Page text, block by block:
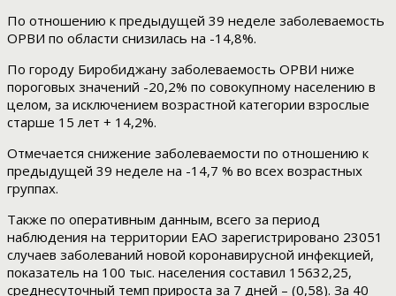
По отношению к предыдущей 39 неделе заболеваемость
ОРВИ по области снизилась на -14,8%.
По городу Биробиджану заболеваемость ОРВИ ниже
пороговых значений -20,2% по совокупному населению в
целом, за исключением возрастной категории взрослые
старше 15 лет + 14,2%.
Отмечается снижение заболеваемости по отношению к
предыдущей 39 неделе на -14,7 % во всех возрастных
группах.
Также по оперативным данным, всего за период
наблюдения на территории ЕАО зарегистрировано 23051
случаев заболеваний новой коронавирусной инфекцией,
показатель на 100 тыс. населения составил 15632,25,
среднесуточный темп прироста за 7 дней – (0,58). За 40